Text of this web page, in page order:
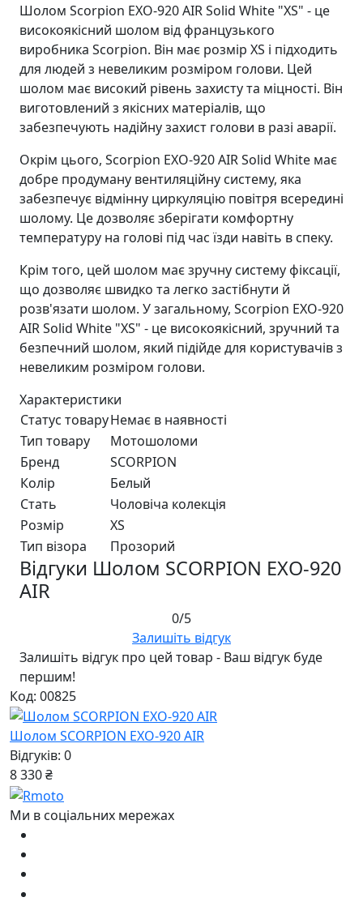
Шолом Scorpion EXO-920 AIR Solid White "XS" - це
високоякісний шолом від французького
виробника Scorpion. Він має розмір XS і підходить
для людей з невеликим розміром голови. Цей
шолом має високий рівень захисту та міцності. Він
виготовлений з якісних матеріалів, що
забезпечують надійну захист голови в разі аварії.
Окрім цього, Scorpion EXO-920 AIR Solid White має
добре продуману вентиляційну систему, яка
забезпечує відмінну циркуляцію повітря всередині
шолому. Це дозволяє зберігати комфортну
температуру на голові під час їзди навіть в спеку.
Крім того, цей шолом має зручну систему фіксації,
що дозволяє швидко та легко застібнути й
розв'язати шолом. У загальному, Scorpion EXO-920
AIR Solid White "XS" - це високоякісний, зручний та
безпечний шолом, який підійде для користувачів з
невеликим розміром голови.
Характеристики
Статус товаруНемає в наявності
Тип товару
Мотошоломи
Бренд
SCORPION
Колір
Белый
Стать
Чоловіча колекція
Розмір
XS
Тип візора
Прозорий
Відгуки Шолом SCORPION EXO-920
AIR
0/5
Залишіть відгук
Залишіть відгук про цей товар - Ваш відгук буде
першим!
Код: 00825
Шолом SCORPION EXO-920 AIR
Відгуків: 0
8 330 ₴
Ми в соціальних мережах